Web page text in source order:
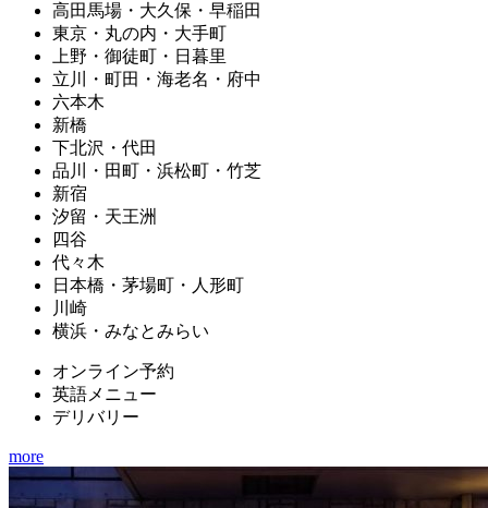
高田馬場・大久保・早稲田
東京・丸の内・大手町
上野・御徒町・日暮里
立川・町田・海老名・府中
六本木
新橋
下北沢・代田
品川・田町・浜松町・竹芝
新宿
汐留・天王洲
四谷
代々木
日本橋・茅場町・人形町
川崎
横浜・みなとみらい
オンライン予約
英語メニュー
デリバリー
more